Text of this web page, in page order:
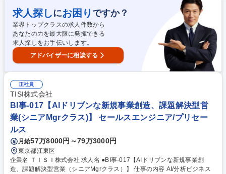
張】1回の出張は、車移動を含めると約5日間ほど。月の約4割が出張とな
る時もありますが、1日約7,000円の出張手当が支給されます。 【やりが
い】オーダーメイドのものづくりに携われること、お客様から直接感謝の
言葉を頂ける事が最大の魅力です。 募集職種 【富山/射水/機械組立】オー
ダーメイド機械の仕上げ・顧客担当/転勤無/土日祝休
求人探しにお困り ですか？
業界トップクラスの求人件数から
あなたの力を最大限に発揮できる
求人探しをお手伝いします。
アドバイザーに相談する
正社員
TISI株式会社
BI事-017【AIドリブンな新規事業創造、課題解決型営
業(シニアMgrクラス)】 セールスエンジニア/プリセー
ルス
月給57万8000円～79万3000円
東京都江東区
企業名 ＴＩＳＩ株式会社 求人名 ●BI事-017【AIドリブンな新規事業創
造、課題解決型営業（シニアMgrクラス）】 仕事の内容 AI/分析ビジネス